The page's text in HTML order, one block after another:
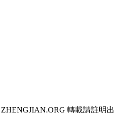
轉載請註明出